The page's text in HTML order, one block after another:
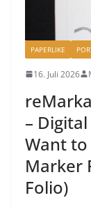
PAPERLIKE
16. Juli 2026
–
Want to
Marker
Folio)